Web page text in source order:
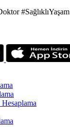
#SağlıklıYaşam